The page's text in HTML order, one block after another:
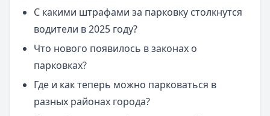
С какими штрафами за парковку столкнутся
водители в 2025 году?
Что нового появилось в законах о
парковках?
Где и как теперь можно парковаться в
разных районах города?